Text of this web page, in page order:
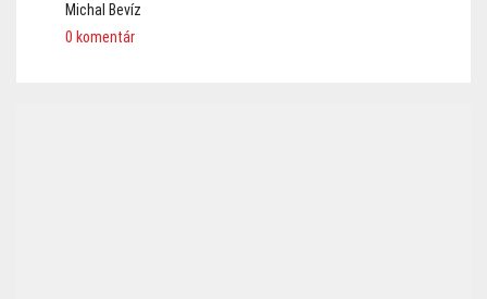
Michal Bevíz
0 komentár